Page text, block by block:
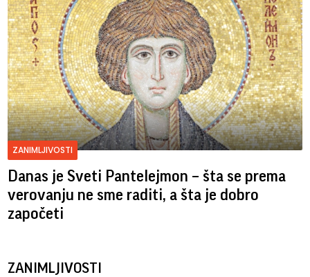
ZANIMLJIVOSTI
Danas je Sveti Pantelejmon – šta se prema
verovanju ne sme raditi, a šta je dobro
započeti
ZANIMLJIVOSTI